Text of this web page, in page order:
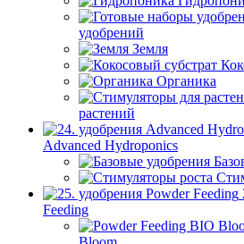
удобрений
Земля
Органика
растений
Advanced Hydroponics
Feeding